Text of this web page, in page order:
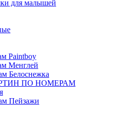
для малышей
Paintboy
Менглей
Белоснежка
ПО НОМЕРАМ
Пейзажи